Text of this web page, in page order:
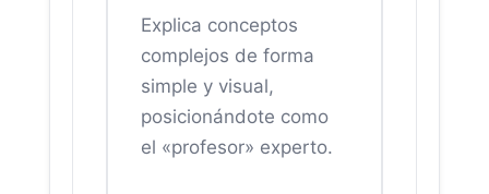
Explica conceptos
complejos de forma
simple y visual,
posicionándote como
el «profesor» experto.